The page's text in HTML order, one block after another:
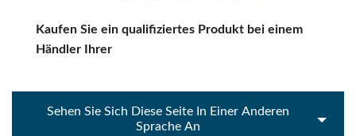
Kaufen Sie ein qualifiziertes Produkt bei einem
Händler Ihrer
Sehen Sie Sich Diese Seite In Einer Anderen
Sprache An